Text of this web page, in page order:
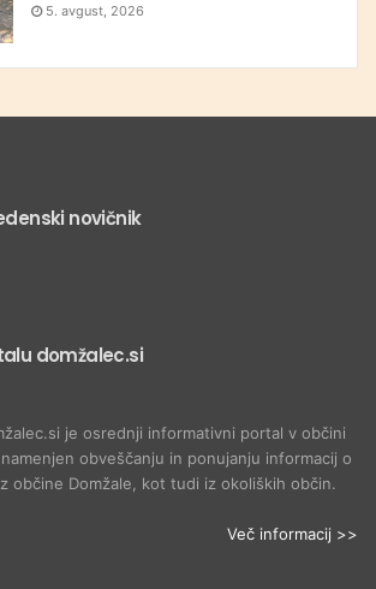
5. avgust, 2026
novičnik
domžalec.si
je osrednji informativni portal v občini
obveščanju in ponujanju informacij o
občine Domžale, kot tudi iz okoliških občin.
Več informacij >>